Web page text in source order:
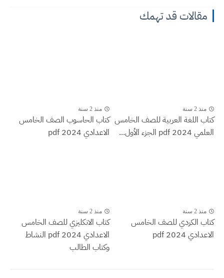
مقالات قد تهمك
منذ 2 سنة
كتاب اللغة العربية للصف الخامس
العلمي 2024 pdf الجزء الأول...
منذ 2 سنة
كتاب الحاسوب الصف الخامس
الاعدادي 2024 pdf
منذ 2 سنة
كتاب الكردي للصف الخامس
الاعدادي 2024 pdf
منذ 2 سنة
كتاب الانكليزي للصف الخامس
الاعدادي 2024 pdf النشاط
وكتاب الطالب